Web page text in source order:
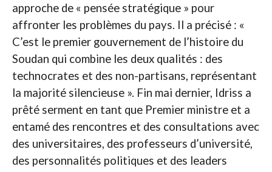
approche de « pensée stratégique » pour
affronter les problèmes du pays. Il a précisé : «
C’est le premier gouvernement de l’histoire du
Soudan qui combine les deux qualités : des
technocrates et des non-partisans, représentant
la majorité silencieuse ». Fin mai dernier, Idriss a
prêté serment en tant que Premier ministre et a
entamé des rencontres et des consultations avec
des universitaires, des professeurs d’université,
des personnalités politiques et des leaders